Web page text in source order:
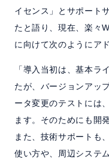
イセンス」とサポート
たと語り、現在、楽々
に向けて次のようにア
「導入当初は、基本ラ
たが、バージョンアッ
ータ変更のテストには
ます。そのためにも開
また、技術サポートも
使い方や、周辺システ